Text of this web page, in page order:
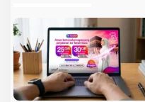
i
p
o
s